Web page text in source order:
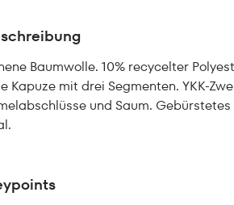
Baumwolle. 10% recycelter
Kapuze mit drei Segmenten. YKK-
und Saum.